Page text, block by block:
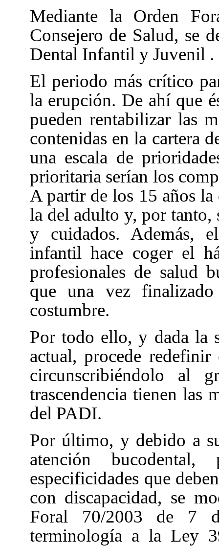
Mediante la Orden
Consejero de Salud, se
Dental Infantil y Juvenil .
El periodo más crítico
la erupción. De ahí que
pueden rentabilizar las
contenidas en la cartera
una escala de
prioritaria serían los
A partir de los 15 años la
la del adulto y, por tanto,
y cuidados. Además,
infantil hace coger el
profesionales de salud
que una vez
costumbre.
Por todo ello, y dada la
actual, procede
circunscribiéndolo al
trascendencia tienen las
del PADI.
Por último, y debido a
atención
especificidades que
con discapacidad, se
Foral 70/2003 de 7
terminología a la Ley